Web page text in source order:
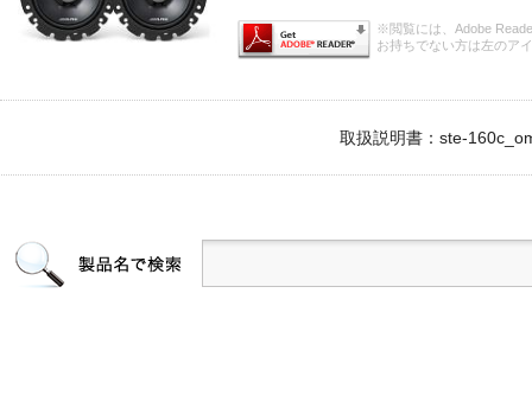
※閲覧には、Adobe
お持ちでない方は左のア
取扱説明書：ste-